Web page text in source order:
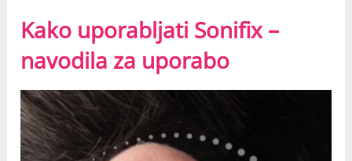
Kako uporabljati Sonifix –
navodila za uporabo